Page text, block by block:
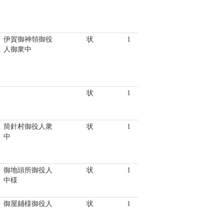
伊賀御神領御役
人御衆中
状 1
状 1
筒針村御役人衆
中
状 1
御地頭所御役人
中様
状 1
御屋鋪様御役人
状 1